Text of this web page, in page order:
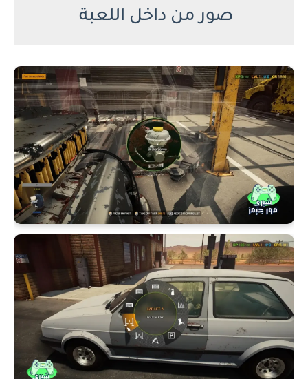
صور من داخل اللعبة